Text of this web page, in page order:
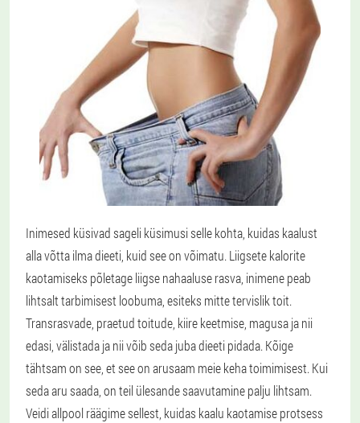
Inimesed küsivad sageli küsimusi selle kohta, kuidas kaalust
alla võtta ilma dieeti, kuid see on võimatu. Liigsete kalorite
kaotamiseks põletage liigse nahaaluse rasva, inimene peab
lihtsalt tarbimisest loobuma, esiteks mitte tervislik toit.
Transrasvade, praetud toitude, kiire keetmise, magusa ja nii
edasi, välistada ja nii võib seda juba dieeti pidada. Kõige
tähtsam on see, et see on arusaam meie keha toimimisest. Kui
seda aru saada, on teil ülesande saavutamine palju lihtsam.
Veidi allpool räägime sellest, kuidas kaalu kaotamise protsess